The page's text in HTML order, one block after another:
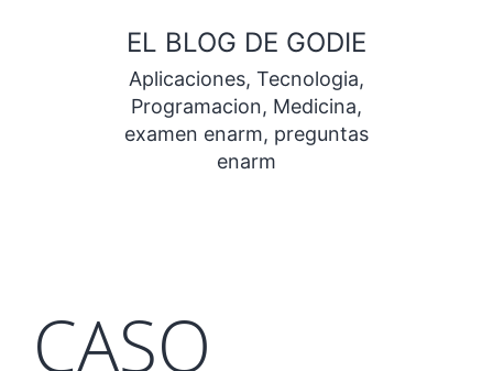
contenido
EL BLOG DE GODIE
Aplicaciones, Tecnologia,
Programacion, Medicina,
examen enarm, preguntas
enarm
CASO